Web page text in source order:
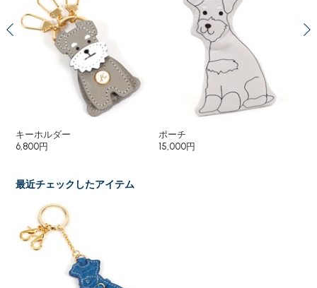
キーホルダー
6,800円
ポーチ
15,000円
最近チェックしたアイテム